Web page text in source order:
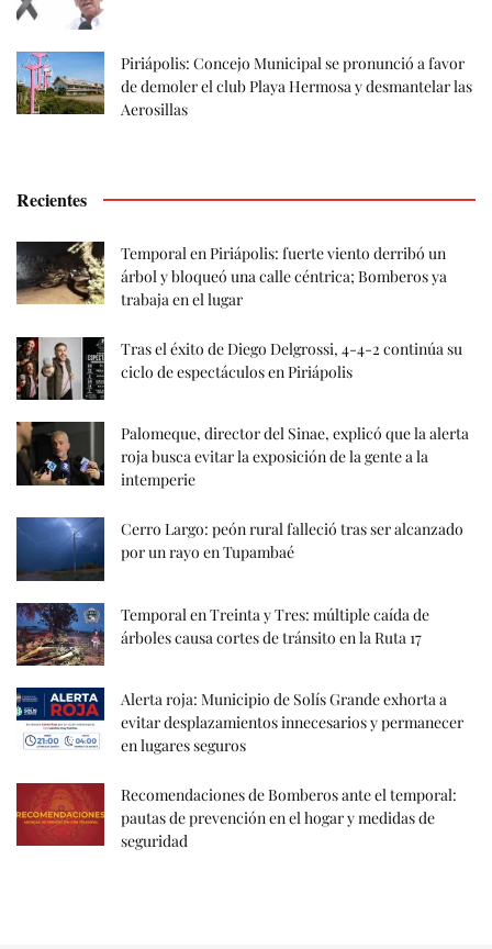
Piriápolis: Concejo Municipal se pronunció a favor
de demoler el club Playa Hermosa y desmantelar las
Aerosillas
Recientes
Temporal en Piriápolis: fuerte viento derribó un
árbol y bloqueó una calle céntrica; Bomberos ya
trabaja en el lugar
Tras el éxito de Diego Delgrossi, 4-4-2 continúa su
ciclo de espectáculos en Piriápolis
Palomeque, director del Sinae, explicó que la alerta
roja busca evitar la exposición de la gente a la
intemperie
Cerro Largo: peón rural falleció tras ser alcanzado
por un rayo en Tupambaé
Temporal en Treinta y Tres: múltiple caída de
árboles causa cortes de tránsito en la Ruta 17
Alerta roja: Municipio de Solís Grande exhorta a
evitar desplazamientos innecesarios y permanecer
en lugares seguros
Recomendaciones de Bomberos ante el temporal:
pautas de prevención en el hogar y medidas de
seguridad